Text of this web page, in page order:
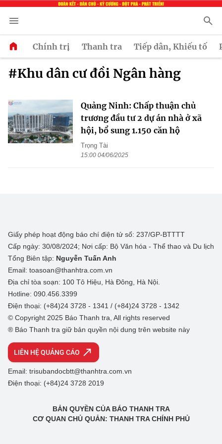
Chính trị Thanh tra Tiếp dân, Khiếu tố
#Khu dân cư đồi Ngân hàng
Quảng Ninh: Chấp thuận chủ
trương đầu tư 2 dự án nhà ở xã
hội, bổ sung 1.150 căn hộ
Trọng Tài
15:00 04/06/2025
Giấy phép hoạt động báo chí điện tử số: 237/GP-BTTTT
Cấp ngày: 30/08/2024; Nơi cấp: Bộ Văn hóa - Thể thao và Du lịch
Tổng Biên tập: Nguyễn Tuấn Anh
Email: toasoan@thanhtra.com.vn
Địa chỉ tòa soạn: 100 Tô Hiệu, Hà Đông, Hà Nội.
Hotline: 090.456.3399
Điện thoại: (+84)24 3728 - 1341 / (+84)24 3728 - 1342
© Copyright 2025 Báo Thanh tra, All rights reserved
® Báo Thanh tra giữ bản quyền nội dung trên website này
LIÊN HỆ QUẢNG CÁO
Email: trisubandocbtt@thanhtra.com.vn
Điện thoại: (+84)24 3728 2019
BẢN QUYỀN CỦA BÁO THANH TRA
CƠ QUAN CHỦ QUẢN: THANH TRA CHÍNH PHỦ